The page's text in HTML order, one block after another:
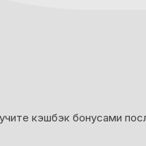
кэшбэк бонусами